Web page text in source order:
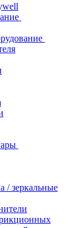
/ зеркальные